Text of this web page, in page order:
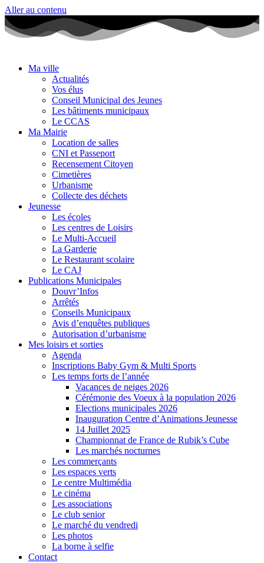
Aller au contenu
Ma ville
Actualités
Vos élus
Conseil Municipal des Jeunes
Les bâtiments municipaux
Le CCAS
Ma Mairie
Location de salles
CNI et Passeport
Recensement Citoyen
Cimetières
Urbanisme
Collecte des déchets
Jeunesse
Les écoles
Les centres de Loisirs
Le Multi-Accueil
La Garderie
Le Restaurant scolaire
Le CAJ
Publications Municipales
Douvr’Infos
Arrêtés
Conseils Municipaux
Avis d’enquêtes publiques
Autorisation d’urbanisme
Mes loisirs et sorties
Agenda
Inscriptions Baby Gym & Multi Sports
Les temps forts de l’année
Vacances de neiges 2026
Cérémonie des Voeux à la population 2026
Elections municipales 2026
Inauguration Centre d’Animations Jeunesse
14 Juillet 2025
Championnat de France de Rubik’s Cube
Les marchés nocturnes
Les commerçants
Les espaces verts
Le centre Multimédia
Le cinéma
Les associations
Le club senior
Le marché du vendredi
Les photos
La borne à selfie
Contact